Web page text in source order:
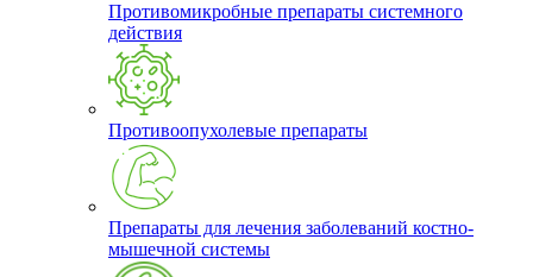
Противомикробные препараты системного
действия
Противоопухолевые препараты
Препараты для лечения заболеваний костно-
мышечной системы